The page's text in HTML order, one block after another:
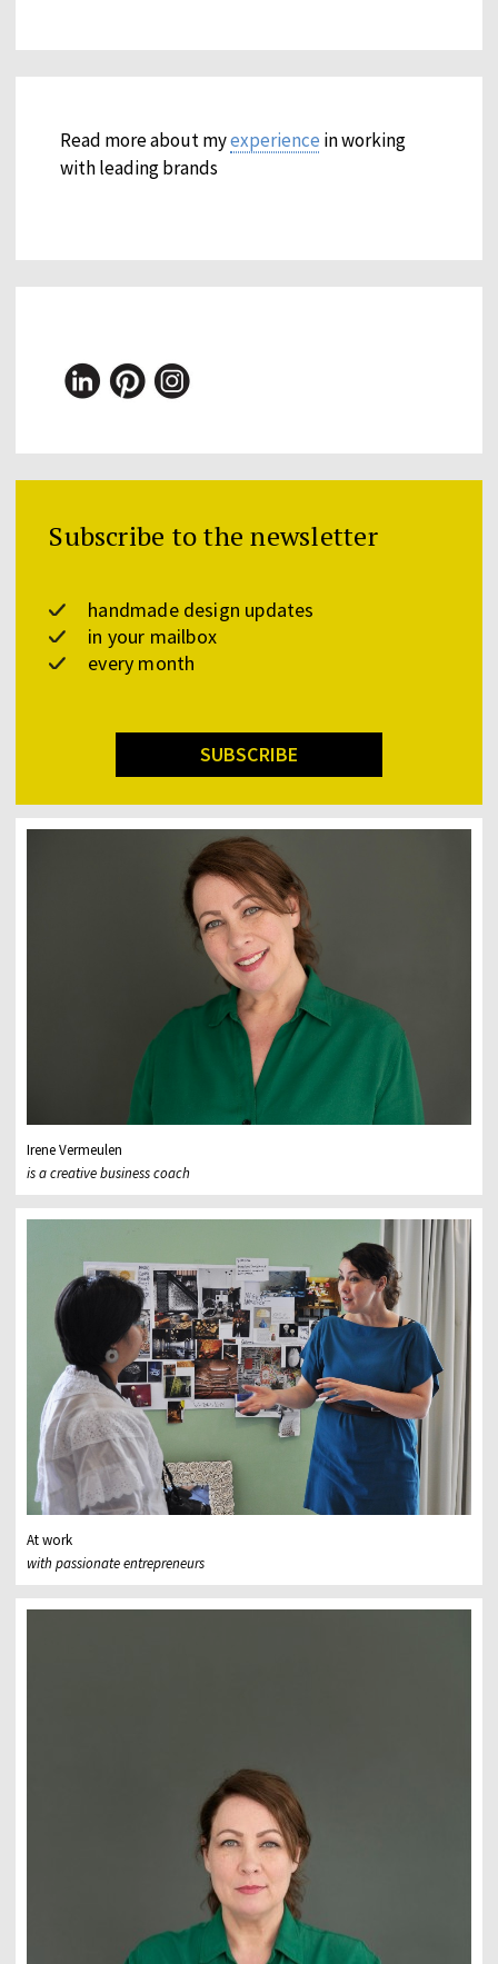
Read more about myexperience in working
with leading brands
Subscribe to the newsletter
handmade design updates
in your mailbox
every month
SUBSCRIBE
Irene Vermeulen
is a creative business coach
At work
with passionate entrepreneurs